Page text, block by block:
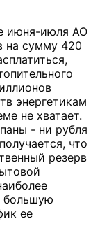
июня-июля АО
на сумму 420
энергетикам
не хватает.
- ни рубля
что
резерв
большую
ее